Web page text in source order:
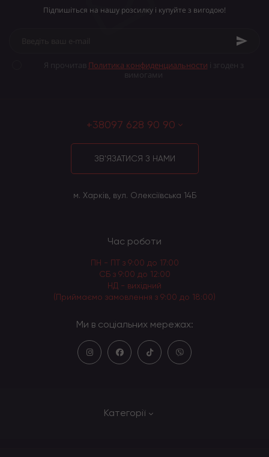
Підпишіться на нашу розсилку і купуйте з вигодою!
Я прочитав Политика конфиденциальности і згоден з
вимогами
+38097 628 90 90
ЗВ'ЯЗАТИСЯ З НАМИ
м. Харків, вул. Олексіївська 14Б
Категорії
Час роботи
ПН - ПТ з 9:00 до 17:00
СБ з 9:00 до 12:00
НД - вихідний
(Приймаємо замовлення з 9:00 до 18:00)
Ми в соціальних мережах: